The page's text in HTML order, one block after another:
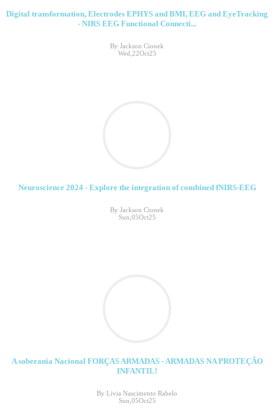
Digital transformation, Electrodes EPHYS and BMI, EEG and EyeTracking
- NIRS EEG Functional Connecti...
By Jackson Cionek
Wed,22Oct25
Neuroscience 2024 - Explore the integration of combined fNIRS-EEG
By Jackson Cionek
Sun,05Oct25
A soberania Nacional FORÇAS ARMADAS - ARMADAS NA PROTEÇÃO
INFANTIL!
By Livia Nascimento Rabelo
Sun,05Oct25